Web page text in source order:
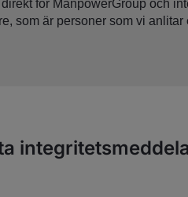
för ManpowerGroup och
som är personer som vi